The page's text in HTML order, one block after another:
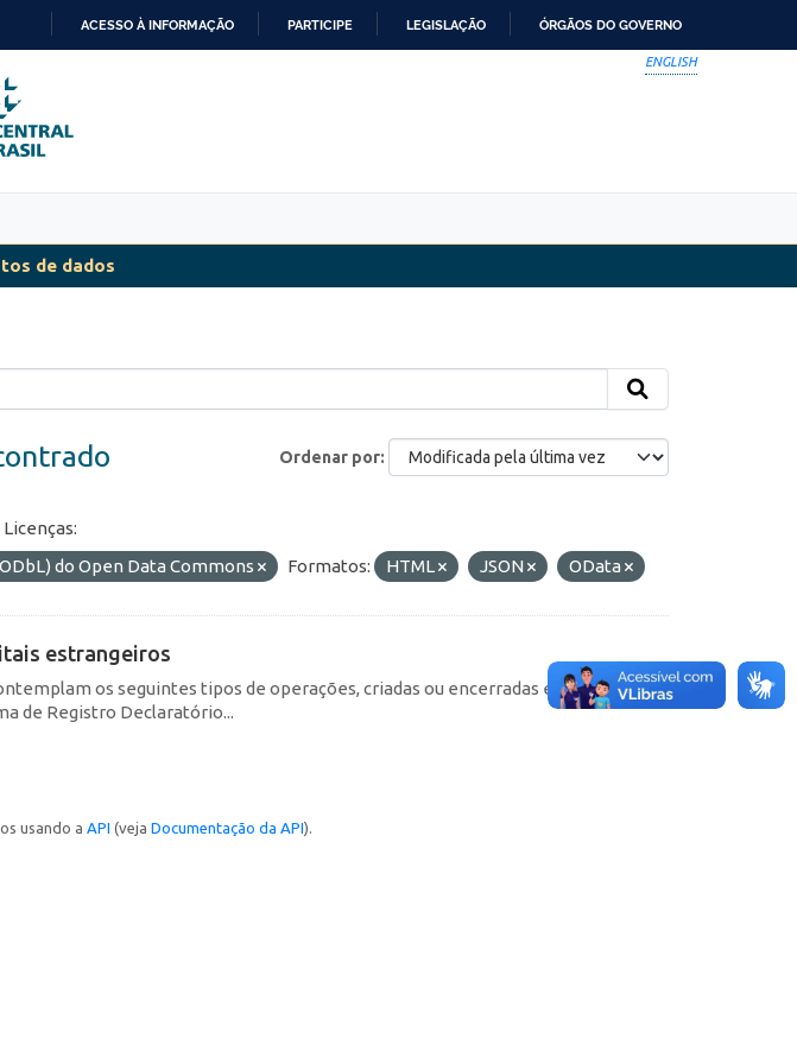
ACESSO À INFORMAÇÃO PARTICIPE LEGISLAÇÃO ÓRGÃOS DO GOVERNO
ENGLISH
de dados
Ordenar por
Licenças:
do Open Data Commons
Formatos: HTML JSON OData
estrangeiros
os seguintes tipos de operações, criadas ou encerradas em cada
de Registro Declaratório...
usando a API (veja Documentação da API).